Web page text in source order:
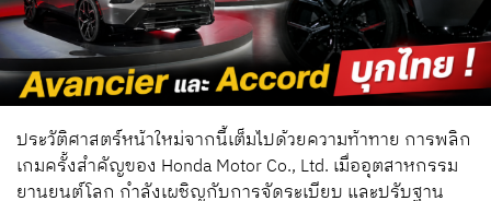
ประวัติศาสตร์หน้าใหม่จากนี้เต็มไปด้วยความท้าทาย การพลิก
เกมครั้งสำคัญของ Honda Motor Co., Ltd. เมื่ออุตสาหกรรม
ยานยนต์โลก กำลังเผชิญกับการจัดระเบียบ และปรับฐาน